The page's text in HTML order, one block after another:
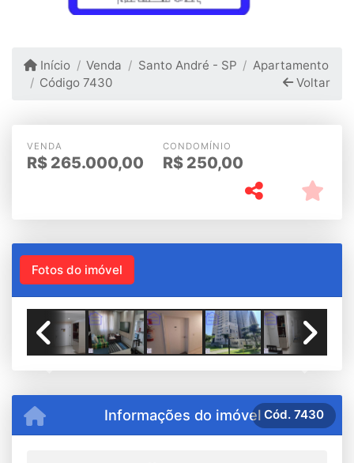
Início Venda Santo André - SP
Apartamento
Código 7430
Voltar
VENDA
R$ 265.000,00
CONDOMÍNIO
R$ 250,00
Fotos do imóvel
Previous Next
Informações do imóvel Cód. 7430